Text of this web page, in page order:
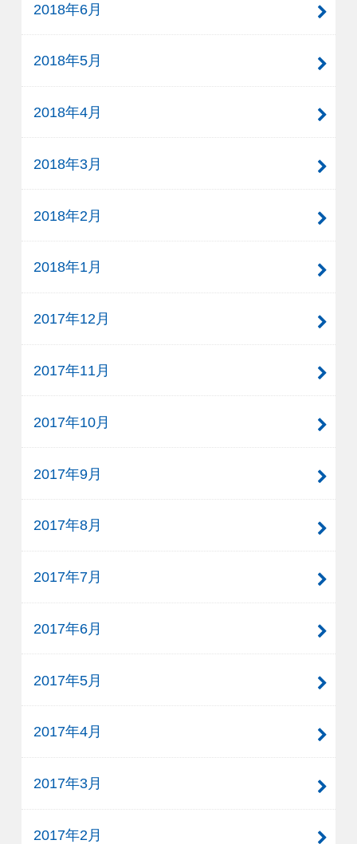
2018年6月
2018年5月
2018年4月
2018年3月
2018年2月
2018年1月
2017年12月
2017年11月
2017年10月
2017年9月
2017年8月
2017年7月
2017年6月
2017年5月
2017年4月
2017年3月
2017年2月